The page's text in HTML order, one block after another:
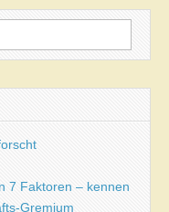
7 Faktoren – kennen
Gremium